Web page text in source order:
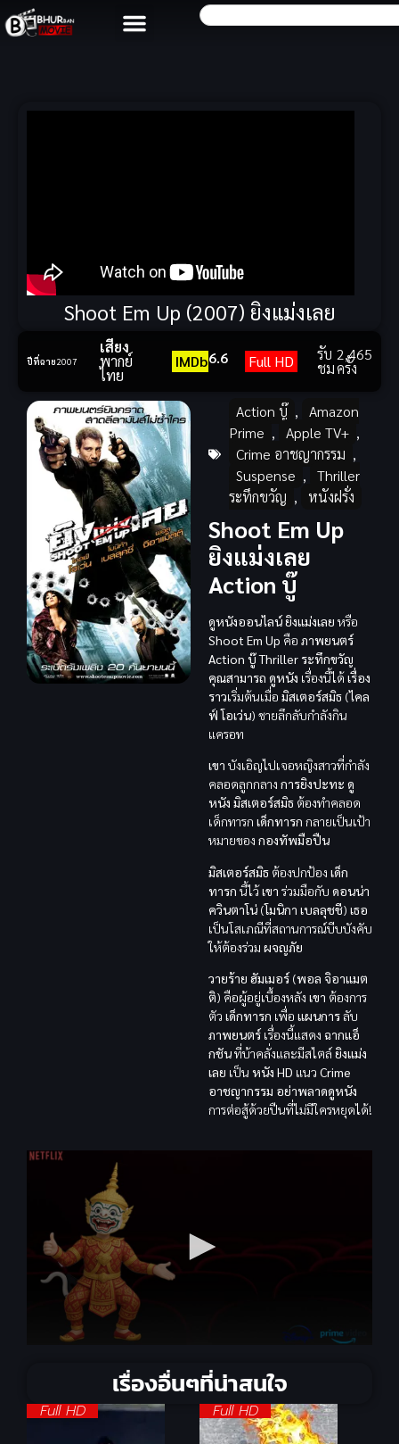
Shoot Em Up (2007) ยิงแม่งเลย
ปีที่ฉาย2007
เสียง
พากย์
ไทย
IMDb6.6 Full HD รับ
ชม
2,465
ครั้ง
Action บู๊ ,
Amazon
Prime , Apple TV+ ,
Crime อาชญากรรม ,
Suspense ,
Thriller
ระทึกขวัญ , หนังฝรั่ง
Shoot Em Up
ยิงแม่งเลย
Action บู๊
ดูหนังออนไลน์ ยิงแม่งเลย หรือ
Shoot Em Up คือ ภาพยนตร์
Action บู๊Thriller ระทึกขวัญ
คุณสามารถ ดูหนัง เรื่องนี้ได้เรื่อง
ราวเริ่มต้นเมื่อ มิสเตอร์สมิธ (ไคล
ฟ์ โอเว่น) ชายลึกลับกำลังกิน
แครอท
เขา บังเอิญไปเจอหญิงสาวที่กำลัง
คลอดลูกกลาง การยิงปะทะ ดู
หนัง มิสเตอร์สมิธ ต้องทำคลอด
เด็กทารก เด็กทารก กลายเป็นเป้า
หมายของ กองทัพมือปืน
มิสเตอร์สมิธ ต้องปกป้อง เด็ก
ทารก นี้ไว้เขา ร่วมมือกับ ดอนน่า
ควินตาโน่ (โมนิกา เบลลุชชี) เธอ
เป็นโสเภณีที่สถานการณ์บีบบังคับ
ให้ต้องร่วม ผจญภัย
วายร้าย ฮัมเมอร์ (พอล จิอาแมต
ติ) คือผู้อยู่เบื้องหลัง เขา ต้องการ
ตัว เด็กทารก เพื่อ แผนการลับ
ภาพยนตร์ เรื่องนี้แสดง ฉากแอ็
กชันที่บ้าคลั่งและมีสไตล์ยิงแม่ง
เลย เป็น หนัง HD แนว Crime
อาชญากรรม อย่าพลาดดูหนัง
การต่อสู้ด้วยปืนที่ไม่มีใครหยุดได้!
เรื่องอื่นๆที่น่าสนใจ
Full HD Full HD